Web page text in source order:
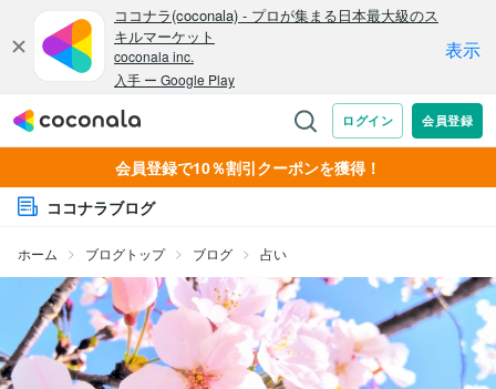
会員登録で10％割引クーポンを獲得！
ココナラブログ
ホーム ブログトップ ブログ 占い